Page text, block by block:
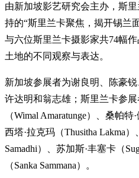
由新加坡影艺研究会主办，斯
持的“斯里兰卡聚焦，揭开锡兰
与六位斯里兰卡摄影家共74幅
土地的不同观察与表达。
新加坡参展者为谢良明、陈豪
许达明和翁志雄；斯里兰卡参
（Wimal Amaratunge）、桑帕特
西塔·拉克玛（Thusitha Lakma
Samadhi）、苏加斯·丰塞卡（
（Sanka Sammana）。